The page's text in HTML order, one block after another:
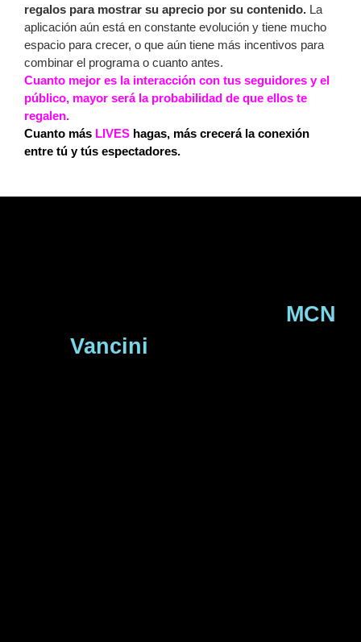
regalos para mostrar su aprecio por su contenido. La
aplicación aún está en constante evolución y tiene mucho
espacio para crecer, o que aún tiene más incentivos para
combinar el programa o cuanto antes.
Cuanto mejor es la interacción con tus seguidores y el
público, mayor será la probabilidad de que ellos te
regalen.
Cuanto más LIVES hagas, más crecerá la conexión
entre tú y tús espectadores.
MCN
Vancini